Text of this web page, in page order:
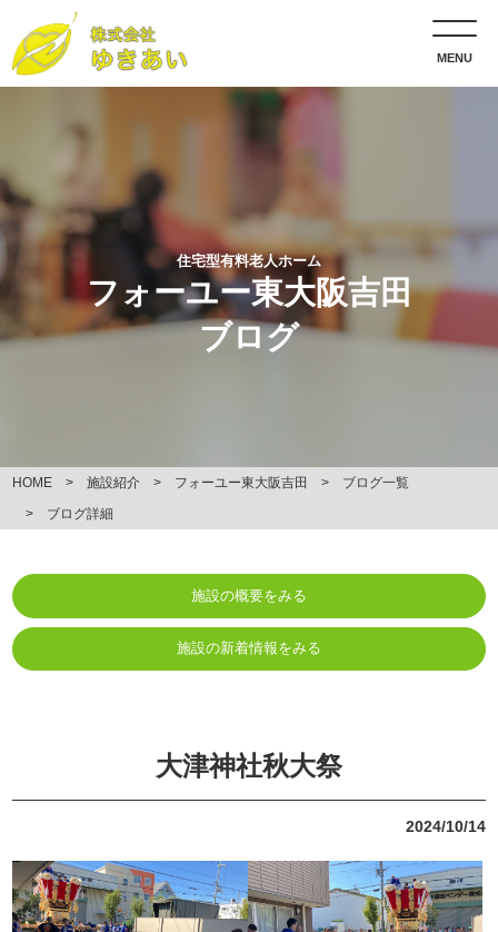
MENU
住宅型有料老人ホーム
フォーユー東大阪吉田
ブログ
HOME 施設紹介 フォーユー東大阪吉田
ブログ一覧
ブログ詳細
施設の概要をみる
施設の新着情報をみる
大津神社秋大祭
2024/10/14